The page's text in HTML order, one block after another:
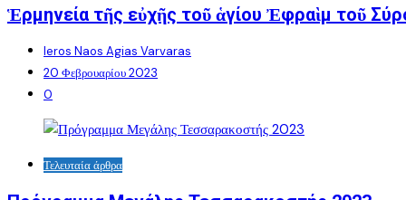
Ἑρμηνεία τῆς εὐχῆς τοῦ ἁγίου Ἐφραὶμ τοῦ
Ieros Naos Agias Varvaras
20 Φεβρουαρίου 2023
0
Τελευταία άρθρα